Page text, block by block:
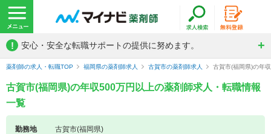
! 安心・安全な転職サポートの提供に努めます。
薬剤師の求人・転職TOP 福岡県の薬剤師求人 古賀市の薬剤師求人 古賀市(福岡県)の年
古賀市(福岡県)の年収500万円以上の薬剤師求人・転職情報
一覧
勤務地
古賀市(福岡県)